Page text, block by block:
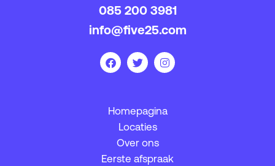
085 200 3981
info@five25.com
Homepagina
Locaties
Over ons
Eerste afspraak